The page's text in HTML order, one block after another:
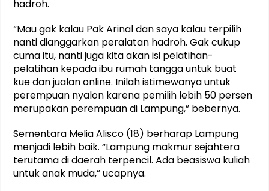
hadroh.
“Mau gak kalau Pak Arinal dan saya kalau terpilih
nanti dianggarkan peralatan hadroh. Gak cukup
cuma itu, nanti juga kita akan isi pelatihan-
pelatihan kepada ibu rumah tangga untuk buat
kue dan jualan online. Inilah istimewanya untuk
perempuan nyalon karena pemilih lebih 50 persen
merupakan perempuan di Lampung,” bebernya.
Sementara Melia Alisco (18) berharap Lampung
menjadi lebih baik. “Lampung makmur sejahtera
terutama di daerah terpencil. Ada beasiswa kuliah
untuk anak muda,” ucapnya.